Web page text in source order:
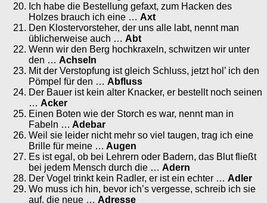
Ich habe die Bestellung gefaxt, zum Hacken des
Holzes brauch ich eine … Axt
Den Klostervorsteher, der uns alle labt, nennt man
üblicherweise auch … Abt
Wenn wir den Berg hochkraxeln, schwitzen wir unter
den … Achseln
Mit der Verstopfung ist gleich Schluss, jetzt hol’ ich den
Pömpel für den … Abfluss
Der Bauer ist kein alter Knacker, er bestellt noch seinen
… Acker
Einen Boten wie der Storch es war, nennt man in
Fabeln … Adebar
Weil sie leider nicht mehr so viel taugen, trag ich eine
Brille für meine … Augen
Es ist egal, ob bei Lehrern oder Badern, das Blut fließt
bei jedem Mensch durch die … Adern
Der Vogel trinkt kein Radler, er ist ein echter … Adler
Wo muss ich hin, bevor ich’s vergesse, schreib ich sie
auf, die neue … Adresse